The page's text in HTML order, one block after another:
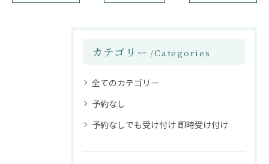
カテゴリー Categories
全てのカテゴリー
予約なし
予約なしでも受け付け 即時受け付け